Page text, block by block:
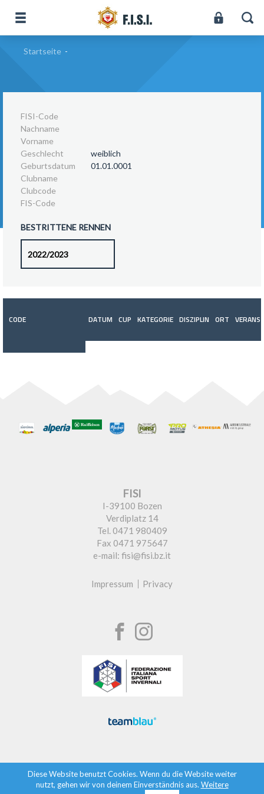
Startseite -
FISI-Code
Nachname
Vorname
Geschlecht
weiblich
Geburtsdatum
01.01.0001
Clubname
Clubcode
FIS-Code
BESTRITTENE RENNEN
CODE DATUM CUP KATEGORIE DISZIPLIN ORT
FISI
I-39100 Bozen
Verdiplatz 14
Tel. 0471 980409
Fax 0471 975647
e-mail: fisi@fisi.bz.it
Impressum Privacy
Diese Website benutzt Cookies. Wenn du die Website weiter
nutzt, gehen wir von deinem Einverständnis aus. Weitere